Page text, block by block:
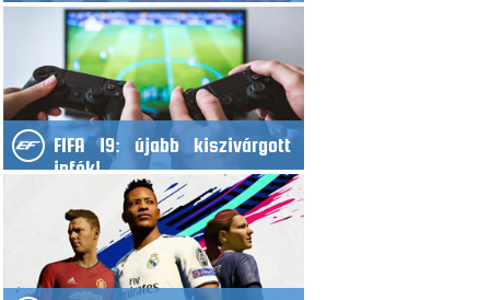
FIFA 19: újabb kiszivárgott
infók!